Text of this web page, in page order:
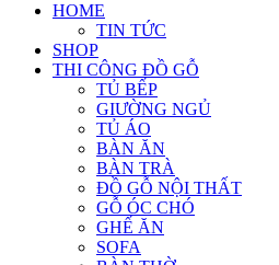
HOME
TIN TỨC
SHOP
THI CÔNG ĐỒ GỖ
TỦ BẾP
GIƯỜNG NGỦ
TỦ ÁO
BÀN ĂN
BÀN TRÀ
ĐỒ GỖ NỘI THẤT
GỖ ÓC CHÓ
GHẾ ĂN
SOFA